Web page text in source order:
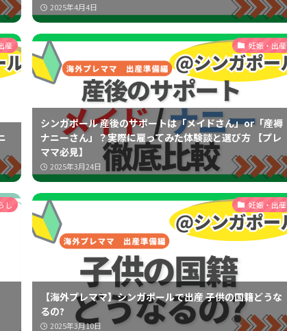
2025年4月4日
産 妊娠・出産
シンガポール 産後のサポートは「メイドさん」or「産褥
ナニーさん」？実際に雇ってみた体験談と選び方 【プレ
ママ必見】
2025年3月24日
し 妊娠・出産
【海外プレママ】シンガポールで出産 子供の国籍どうな
るの?
2025年3月10日